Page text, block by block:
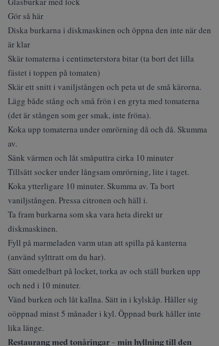
Gör så här
Diska burkarna i diskmaskinen och öppna den inte när den
är klar
Skär tomaterna i centimeterstora bitar (ta bort det lilla
fästet i toppen på tomaten)
Skär ett snitt i vaniljstången och peta ut de små kärorna.
Lägg både stång och små frön i en gryta med tomaterna
(det är stången som ger smak, inte fröna).
Koka upp tomaterna under omrörning då och då. Skumma
av.
Sänk värmen och låt småputtra cirka 10 minuter
Tillsätt socker under långsam omrörning, lite i taget.
Koka ytterligare 10 minuter. Skumma av. Ta bort
vaniljstången. Pressa citronen och häll i.
Ta fram burkarna som ska vara heta direkt ur
diskmaskinen.
Fyll på marmeladen varm utan att spilla på kanterna
(använd sylttratt om du har).
Sätt omedelbart på locket, torka av och ställ burken upp
och ned i 10 minuter.
Vänd burken och låt kallna. Sätt in i kylskåp. Håller sig
oöppnad minst 5 månader i kyl. Öppnad burk håller inte
lika länge.
Restaurang med tonåringar – min hyllning till den